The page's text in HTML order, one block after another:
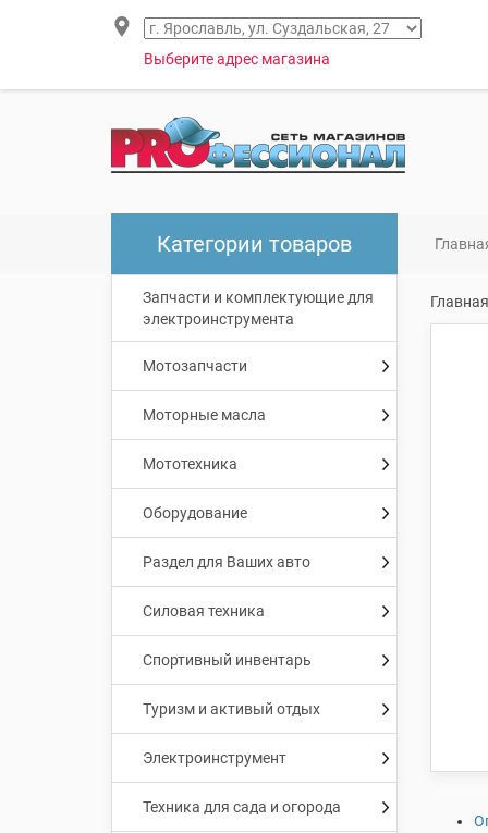
Выберите адрес магазина
Категории товаров
Запчасти и комплектующие для
электроинструмента
Мотозапчасти
Моторные масла
Мототехника
Оборудование
Раздел для Ваших авто
Силовая техника
Спортивный инвентарь
Туризм и активый отдых
Электроинструмент
Техника для сада и огорода
Главная